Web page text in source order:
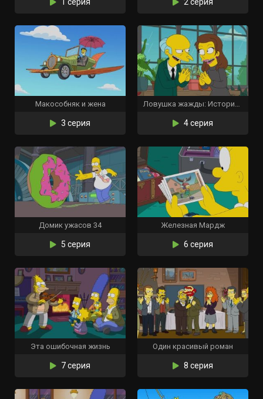
Макособняк и жена
3 серия
Ловушка жажды: История корпоративной любви
4 серия
Домик ужасов 34
5 серия
Железная Мардж
6 серия
Эта ошибочная жизнь
7 серия
Один красивый роман
8 серия